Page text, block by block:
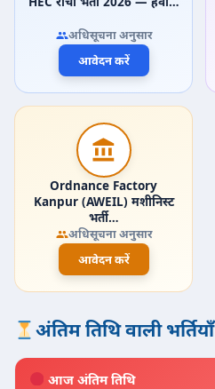
अधिसूचना अनुसार
आवेदन करें
Ordnance Factory
Kanpur (AWEIL) मशीनिस्ट
भर्ती…
अधिसूचना अनुसार
आवेदन करें
अंतिम तिथि वाली भर्तियाँ
आज अंतिम तिथि